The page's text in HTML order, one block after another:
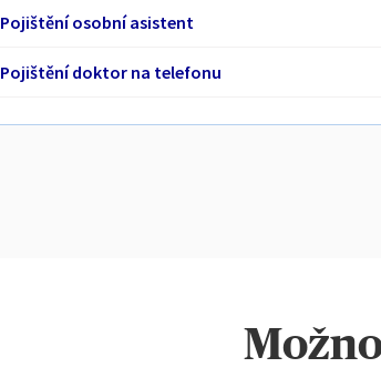
Pojištění osobní asistent
Pojištění doktor na telefonu